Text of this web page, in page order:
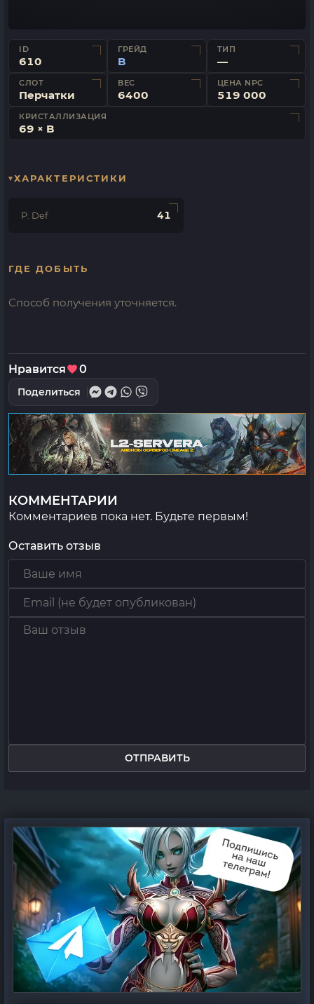
ID
610
ГРЕЙД
B
ТИП
—
СЛОТ
Перчатки
ВЕС
6400
ЦЕНА NPC
519 000
КРИСТАЛЛИЗАЦИЯ
69 × B
ХАРАКТЕРИСТИКИ
P. Def 41
ГДЕ ДОБЫТЬ
Способ получения уточняется.
Нравится 0
Поделиться
КОММЕНТАРИИ
Комментариев пока нет. Будьте первым!
Оставить отзыв
ОТПРАВИТЬ